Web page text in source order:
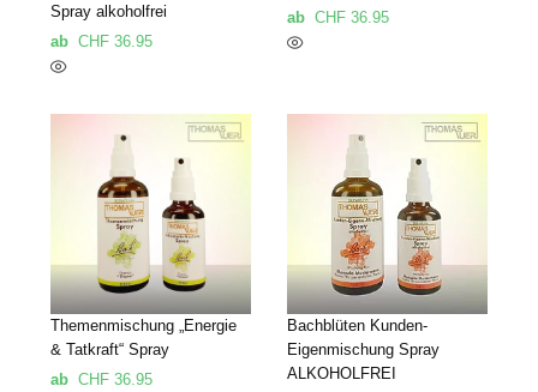
Spray alkoholfrei
ab CHF 36.95
ab CHF 36.95
Themenmischung „Energie
& Tatkraft“ Spray
ab CHF 36.95
Bachblüten Kunden-
Eigenmischung Spray
ALKOHOLFREI